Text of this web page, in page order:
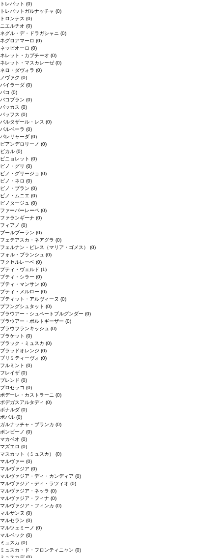
トレパット (0)
トレパットガルナッチャ (0)
トロンテス (0)
ニエルチオ (0)
ネグル・デ・ドラガシャニ (0)
ネグロアマーロ (0)
ネッビオーロ (0)
ネレット・カプチーオ (0)
ネレット・マスカレーゼ (0)
ネロ・ダヴォラ (0)
ノヴァク (0)
バイラーダ (0)
バコ (0)
バコブラン (0)
バッカス (0)
バッフス (0)
バルタザール・レス (0)
バルベーラ (0)
パレリャーダ (0)
ピアンデロリーノ (0)
ビカル (0)
ピニョレット (0)
ピノ・グリ (0)
ピノ・グリージョ (0)
ピノ・ネロ (0)
ピノ・ブラン (0)
ピノ・ムニエ (0)
ピノタージュ (0)
ファーバーレーベ (0)
ファランギーナ (0)
フィアノ (0)
ブールブーラン (0)
フェテアスカ・ネアグラ (0)
フェルナン・ピレス（マリア・ゴメス） (0)
フォル・ブランシュ (0)
フクセルレーベ (0)
プティ・ヴェルド (1)
プティ・シラー (0)
プティ・マンサン (0)
プティ・メルロー (0)
プティット・アルヴィーヌ (0)
プフングシュタット (0)
ブラウアー・シュペートブルグンダー (0)
ブラウアー・ポルトギーザー (0)
ブラウフランキッシュ (0)
ブラケット (0)
ブラック・ミュスカ (0)
ブラッドオレンジ (0)
プリミティーヴォ (0)
フルミント (0)
フレイザ (0)
ブレンド (0)
プロセッコ (0)
ポデーレ・カストラーニ (0)
ボデガスアルタディ (0)
ボナルダ (0)
ボバル (0)
ガルナッチャ・ブランカ (0)
ボンビーノ (0)
マカベオ (0)
マズエロ (0)
マスカット（ミュスカ） (0)
マルヴァー (0)
マルヴァジア (0)
マルヴァジア・ディ・カンディア (0)
マルヴァジア・ディ・ラツィオ (0)
マルヴァジア・ネッラ (0)
マルヴァジア・フィナ (0)
マルヴァジア・フィンカ (0)
マルサンヌ (0)
マルセラン (0)
マルツェミーノ (0)
マルベック (0)
ミュスカ (0)
ミュスカ・ド・フロンティニャン (0)